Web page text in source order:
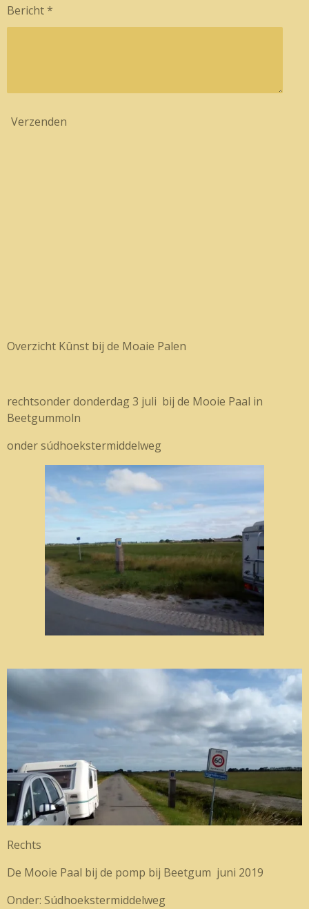
Bericht *
Verzenden
Overzicht Kûnst bij de Moaie Palen
rechtsonder donderdag 3 juli bij de Mooie Paal in
Beetgummoln
onder súdhoekstermiddelweg
Rechts
De Mooie Paal bij de pomp bij Beetgum juni 2019
Onder: Súdhoekstermiddelweg